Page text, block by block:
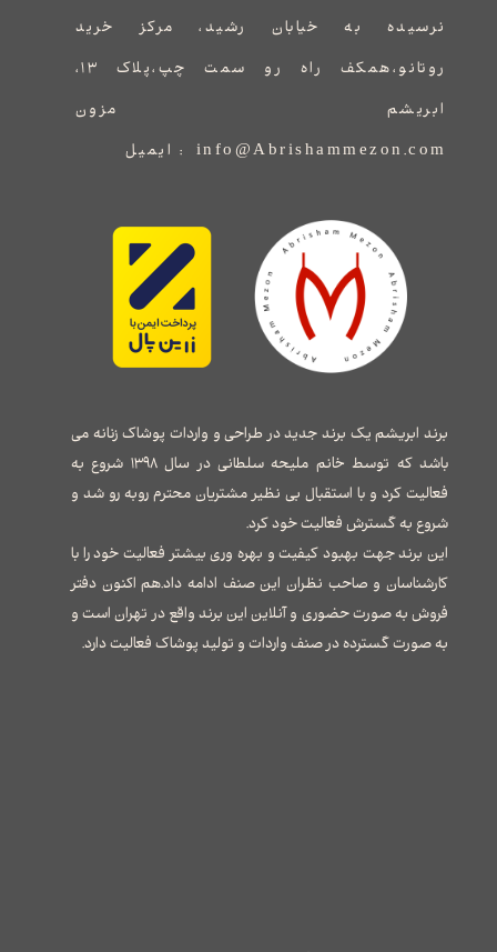
برند ابریشم یک برند جدید در طراحی و واردات پوشاک زنانه می
باشد که توسط خانم ملیحه سلطانی در سال ۱۳۹۸ شروع به
فعالیت کرد و با استقبال بی نظیر مشتریان محترم روبه رو شد و
شروع به گسترش فعالیت خود کرد.
این برند جهت بهبود کیفیت و بهره وری بیشتر فعالیت خود را با
کارشناسان و صاحب نظران این صنف ادامه داد.هم اکنون دفتر
فروش به صورت حضوری و آنلاین این برند واقع در تهران است و
به صورت گسترده در صنف واردات و تولید پوشاک فعالیت دارد.
نرسیده به خیابان رشید، مرکز خرید
روتانو،همکف راه رو سمت چپ،پلاک ۱۳،
ابریشم مزون
info@Abrishammezon.com : ایمیل